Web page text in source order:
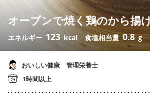
オーブンで焼く鶏のから揚
エネルギー 123 kcal 食塩相当量0.8 g
おいしい健康 管理栄養士
1時間以上